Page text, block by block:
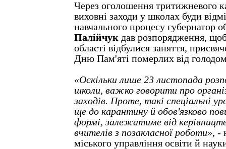
Через оголошення тритижневого
виховні заходи у школах буди
навчального процесу губернатор
Палійчук дав розпорядження,
області відбулися заняття,
Дню Пам'яті померлих від
«Оскільки лише 23 листопада
школи, важко говорити про
заходів. Проте, такі спеціальні
ще до карантину й обов'язково
формі, залежатиме від
вчителів з позакласної роботи», -
міського управління освіти й